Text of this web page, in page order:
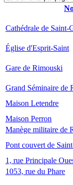
Cathédrale de Saint-
Église d'Esprit-Saint
Gare de Rimouski
Grand Séminaire de
Maison Letendre
Maison Perron
Manège militaire de
Pont couvert de
1, rue Principale
1053, rue du Phare